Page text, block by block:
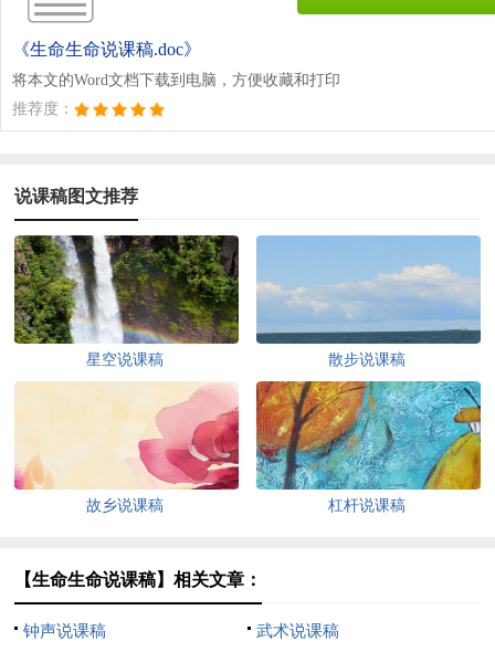
《生命生命说课稿.doc》
将本文的Word文档下载到电脑，方便收藏和打印
推荐度：
说课稿图文推荐
星空说课稿 散步说课稿
故乡说课稿 杠杆说课稿
【生命生命说课稿】相关文章：
钟声说课稿 武术说课稿